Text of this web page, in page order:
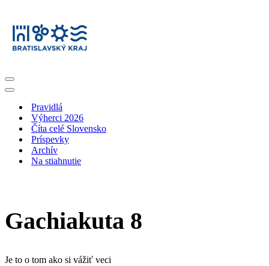
Menu
navigácie
Menu
navigáciePravidlá
Výherci 2026
Číta celé Slovensko
Príspevky
Archív
Na stiahnutie
Gachiakuta 8
Je to o tom ako si vážiť veci